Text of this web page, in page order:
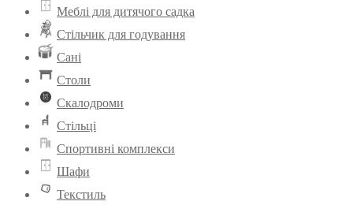
Меблі для дитячого садка
Стільчик для годування
Сані
Столи
Скалодроми
Стільці
Спортивні комплекси
Шафи
Текстиль